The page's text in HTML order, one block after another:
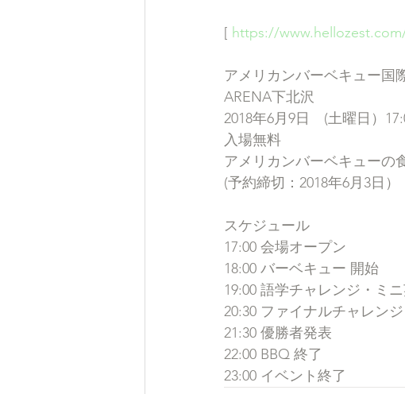
[ https://
アメリカンバーベキュー国
ARENA下北沢
2018年6月9日　(土曜日）
入場無料
アメリカンバーベキューの
(予約締切：2018年6月3日）
スケジュール
17:00 会場オープン
18:00 バーベキュー 開始
19:00 語学チャレンジ・ミ
20:30 ファイナルチャレン
21:30 優勝者発表
22:00 BBQ 終了
23:00 イベント終了